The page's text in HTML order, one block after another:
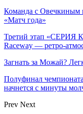
Команда с Овечкиным
«Матч года»
Третий этап «СЕРИЯ
Raceway —
Загнать за Можай?
Полуфинал
начнется с минуты
Prev Next